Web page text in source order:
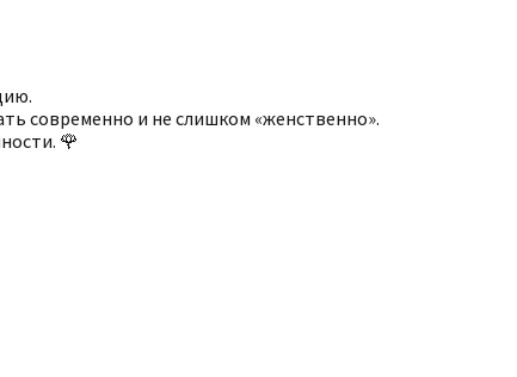
современно и не слишком «женственно».
🌹